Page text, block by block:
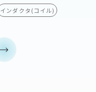
インダクタ(コイル)